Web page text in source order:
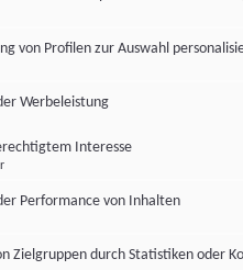
von Profilen zur Auswahl
Werbeleistung
Interesse
Performance von Inhalten
Zielgruppen durch Statistiken oder